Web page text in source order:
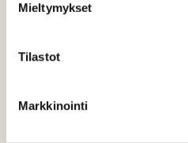
Mieltymykset
Tilastot
Markkinointi